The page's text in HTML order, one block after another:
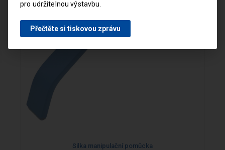
Silka manipulační pomůcka
pro udržitelnou výstavbu.
Přečtěte si tiskovou zprávu